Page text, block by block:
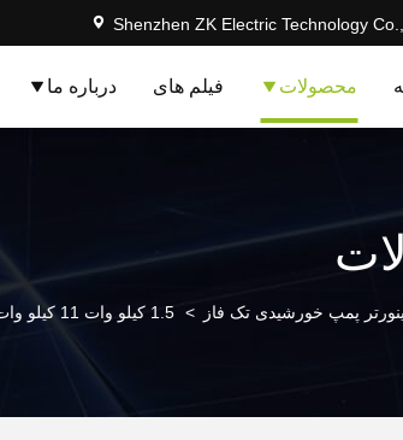
Shenzhen ZK Electric Technology Co.,
محصولات فیلم های درباره ما
پمپ خورشیدی تک فاز > 1.5 کیلو وات 11 کیلو وات تک فاز خورشیدی VFD برای پمپ خورشیدی 2 اسب بخار 5 اسب بخار 10 اسب بخار